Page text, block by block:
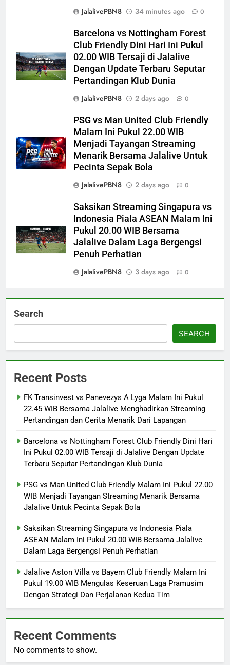
JalalivePBN8
34 minutes ago 0
Barcelona vs Nottingham Forest
Club Friendly Dini Hari Ini Pukul
02.00 WIB Tersaji di Jalalive
Dengan Update Terbaru Seputar
Pertandingan Klub Dunia
JalalivePBN8
2 days ago 0
PSG vs Man United Club Friendly
Malam Ini Pukul 22.00 WIB
Menjadi Tayangan Streaming
Menarik Bersama Jalalive Untuk
Pecinta Sepak Bola
JalalivePBN8
2 days ago 0
Saksikan Streaming Singapura vs
Indonesia Piala ASEAN Malam Ini
Pukul 20.00 WIB Bersama
Jalalive Dalam Laga Bergengsi
Penuh Perhatian
JalalivePBN8
3 days ago 0
Search
SEARCH
Recent Posts
FK Transinvest vs Panevezys A Lyga Malam Ini Pukul
22.45 WIB Bersama Jalalive Menghadirkan Streaming
Pertandingan dan Cerita Menarik Dari Lapangan
Barcelona vs Nottingham Forest Club Friendly Dini Hari
Ini Pukul 02.00 WIB Tersaji di Jalalive Dengan Update
Terbaru Seputar Pertandingan Klub Dunia
PSG vs Man United Club Friendly Malam Ini Pukul 22.00
WIB Menjadi Tayangan Streaming Menarik Bersama
Jalalive Untuk Pecinta Sepak Bola
Saksikan Streaming Singapura vs Indonesia Piala
ASEAN Malam Ini Pukul 20.00 WIB Bersama Jalalive
Dalam Laga Bergengsi Penuh Perhatian
Jalalive Aston Villa vs Bayern Club Friendly Malam Ini
Pukul 19.00 WIB Mengulas Keseruan Laga Pramusim
Dengan Strategi Dan Perjalanan Kedua Tim
Recent Comments
No comments to show.